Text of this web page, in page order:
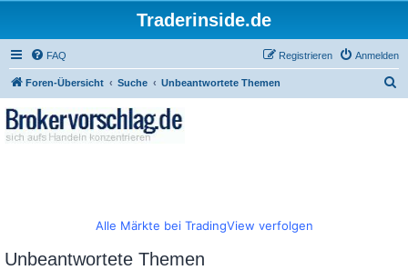
Traderinside.de
FAQ Anmelden
Registrieren
Foren-Übersicht Suche Unbeantwortete Themen
Alle Märkte bei TradingView verfolgen
Unbeantwortete Themen